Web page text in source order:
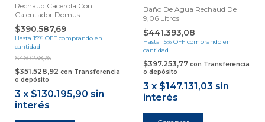
Rechaud Cacerola Con
Calentador Domus
Tramontina
$390.587,69
Hasta 15% OFF comprando en
cantidad
$460.238,76
$351.528,92 con Transferencia
o depósito
3 x $130.195,90 sin
interés
Baño De Agua Rechaud De
9,06 Litros
$441.393,08
Hasta 15% OFF comprando en
cantidad
$397.253,77 con Transferencia
o depósito
3 x $147.131,03 sin
interés